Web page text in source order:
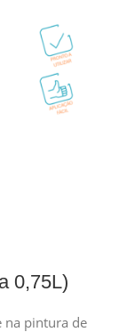
0,75L)
na pintura de